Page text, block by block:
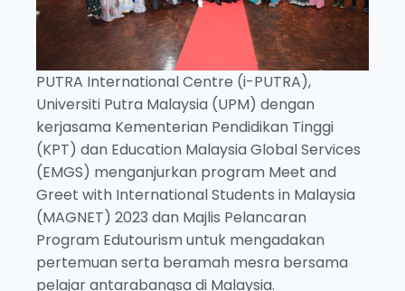
PUTRA International Centre (i-PUTRA),
Universiti Putra Malaysia (UPM) dengan
kerjasama Kementerian Pendidikan Tinggi
(KPT) dan Education Malaysia Global Services
(EMGS) menganjurkan program Meet and
Greet with International Students in Malaysia
(MAGNET) 2023 dan Majlis Pelancaran
Program Edutourism untuk mengadakan
pertemuan serta beramah mesra bersama
pelajar antarabangsa di Malaysia.